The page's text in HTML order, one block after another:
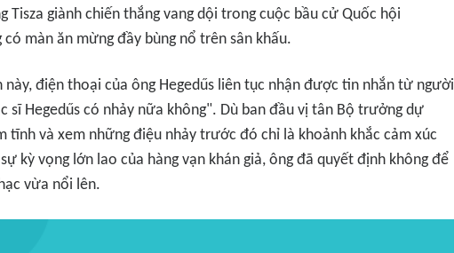
Tisza giành chiến thắng vang dội trong cuộc bầu cử Quốc hội
có màn ăn mừng đầy bùng nổ trên sân khấu.
điện thoại của ông Hegedűs liên tục nhận được tin nhắn từ người
sĩ Hegedűs có nhảy nữa không". Dù ban đầu vị tân Bộ trưởng dự
tĩnh và xem những điệu nhảy trước đó chỉ là khoảnh khắc cảm xúc
kỳ vọng lớn lao của hàng vạn khán giả, ông đã quyết định không để
vừa nổi lên.